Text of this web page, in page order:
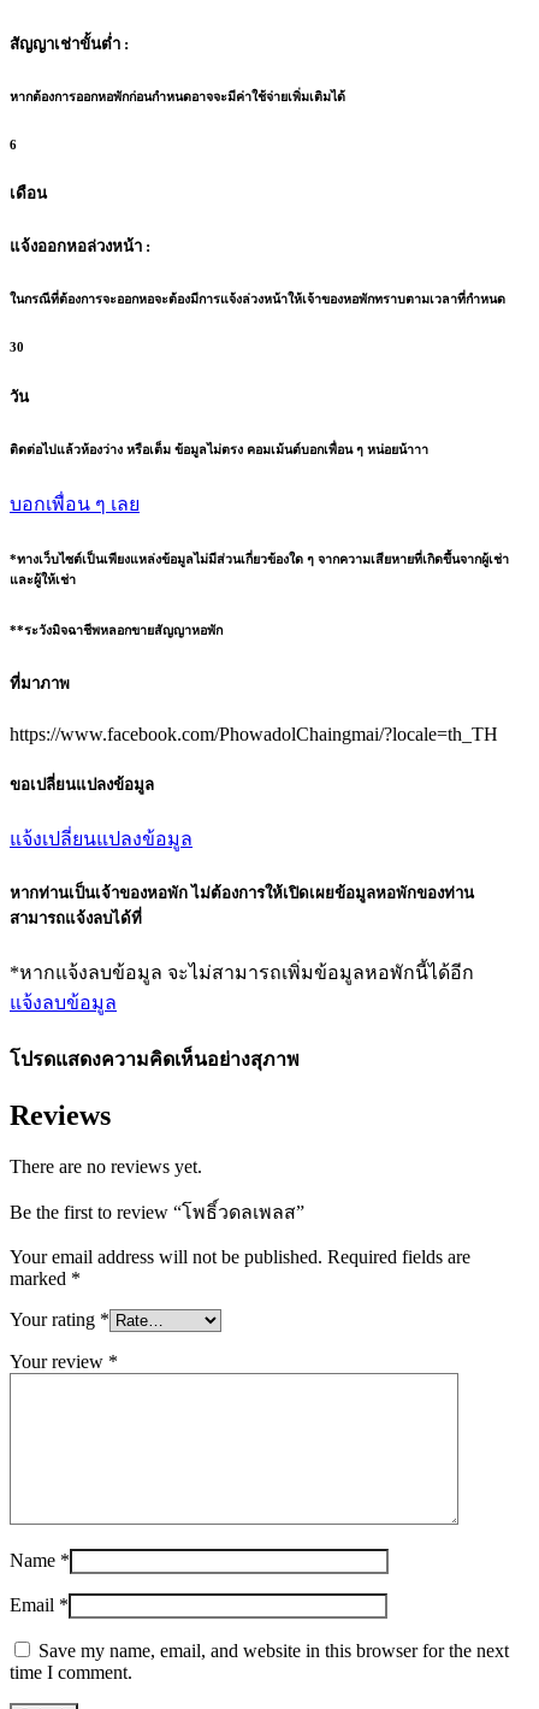
สัญญาเช่าขั้นต่ำ :
หากต้องการออกหอพักก่อนกำหนดอาจจะมีค่าใช้จ่ายเพิ่มเติมได้
6
เดือน
แจ้งออกหอล่วงหน้า :
ในกรณีที่ต้องการจะออกหอจะต้องมีการแจ้งล่วงหน้าให้เจ้าของหอพักทราบตามเวลาที่กำหนด
30
วัน
ติดต่อไปแล้วห้องว่าง หรือเต็ม ข้อมูลไม่ตรง คอมเม้นต์บอกเพื่อน ๆ หน่อยน้าาา
บอกเพื่อน ๆ เลย
*ทางเว็บไซต์เป็นเพียงแหล่งข้อมูลไม่มีส่วนเกี่ยวข้องใด ๆ จากความเสียหายที่เกิดขึ้นจากผู้เช่า
และผู้ให้เช่า
**ระวังมิจฉาชีพหลอกขายสัญญาหอพัก
ที่มาภาพ
https://www.facebook.com/PhowadolChaingmai/?locale=th_TH
ขอเปลี่ยนแปลงข้อมูล
แจ้งเปลี่ยนแปลงข้อมูล
หากท่านเป็นเจ้าของหอพัก ไม่ต้องการให้เปิดเผยข้อมูลหอพักของท่าน
สามารถแจ้งลบได้ที่
*หากแจ้งลบข้อมูล จะไม่สามารถเพิ่มข้อมูลหอพักนี้ได้อีก
แจ้งลบข้อมูล
โปรดแสดงความคิดเห็นอย่างสุภาพ
Reviews
There are no reviews yet.
Be the first to review “โพธิ์วดลเพลส”
Your email address will not be published. Required fields are
marked *
Your rating *
Your review *
Name *
Email *
Save my name, email, and website in this browser for the next
time I comment.